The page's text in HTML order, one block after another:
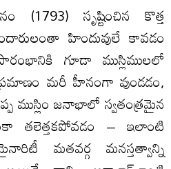
(1793) సృష్టించిన కొత్త
హిందువులే కావడం
గూడా ముస్లిములలో
మరీ హీనంగా వుండడం,
ముస్లిం జనాభాలో స్వతంత్రమైన
తలెత్తకపోవడం – ఇలాంటి
మతవర్గ మనస్తత్వాన్ని